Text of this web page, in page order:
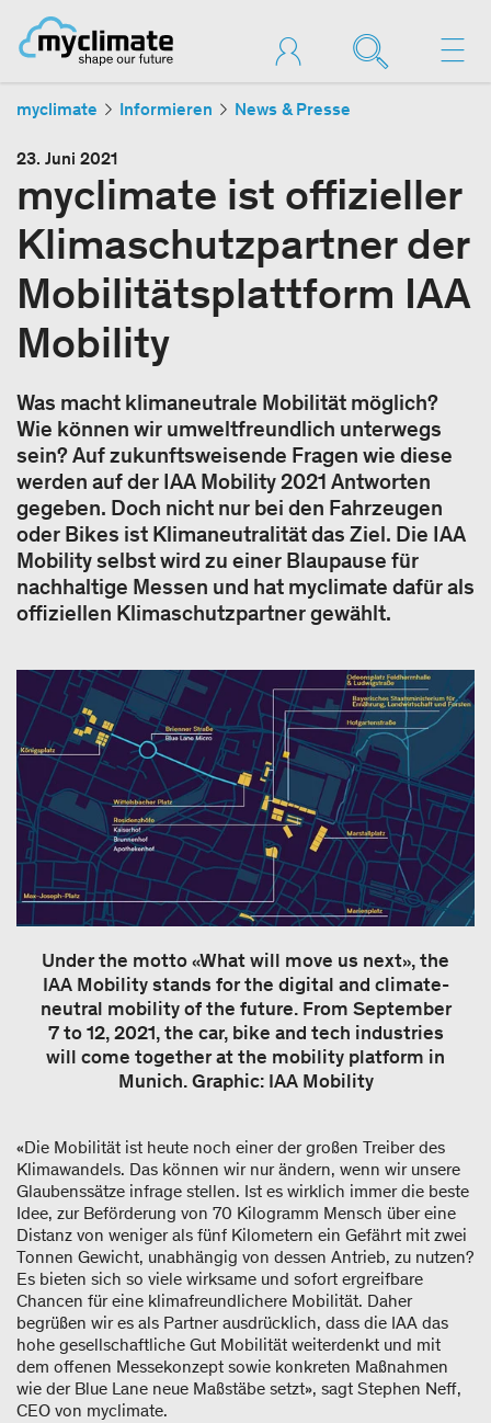
myclimate Informieren News & Presse
23. Juni 2021
myclimate ist offizieller
Klimaschutzpartner der
Mobilitätsplattform IAA
Mobility
Was macht klimaneutrale Mobilität möglich?
Wie können wir umweltfreundlich unterwegs
sein? Auf zukunftsweisende Fragen wie diese
werden auf der IAA Mobility 2021 Antworten
gegeben. Doch nicht nur bei den Fahrzeugen
oder Bikes ist Klimaneutralität das Ziel. Die IAA
Mobility selbst wird zu einer Blaupause für
nachhaltige Messen und hat myclimate dafür als
offiziellen Klimaschutzpartner gewählt.
Under the motto «What will move us next», the
IAA Mobility stands for the digital and climate-
neutral mobility of the future. From September
7 to 12, 2021, the car, bike and tech industries
will come together at the mobility platform in
Munich. Graphic: IAA Mobility
«Die Mobilität ist heute noch einer der großen Treiber des
Klimawandels. Das können wir nur ändern, wenn wir unsere
Glaubenssätze infrage stellen. Ist es wirklich immer die beste
Idee, zur Beförderung von 70 Kilogramm Mensch über eine
Distanz von weniger als fünf Kilometern ein Gefährt mit zwei
Tonnen Gewicht, unabhängig von dessen Antrieb, zu nutzen?
Es bieten sich so viele wirksame und sofort ergreifbare
Chancen für eine klimafreundlichere Mobilität. Daher
begrüßen wir es als Partner ausdrücklich, dass die IAA das
hohe gesellschaftliche Gut Mobilität weiterdenkt und mit
dem offenen Messekonzept sowie konkreten Maßnahmen
wie der Blue Lane neue Maßstäbe setzt», sagt Stephen Neff,
CEO von myclimate.